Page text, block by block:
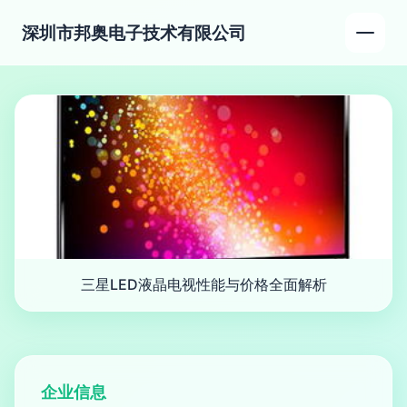
深圳市邦奥电子技术有限公司
三星LED液晶电视性能与价格全面解析
企业信息